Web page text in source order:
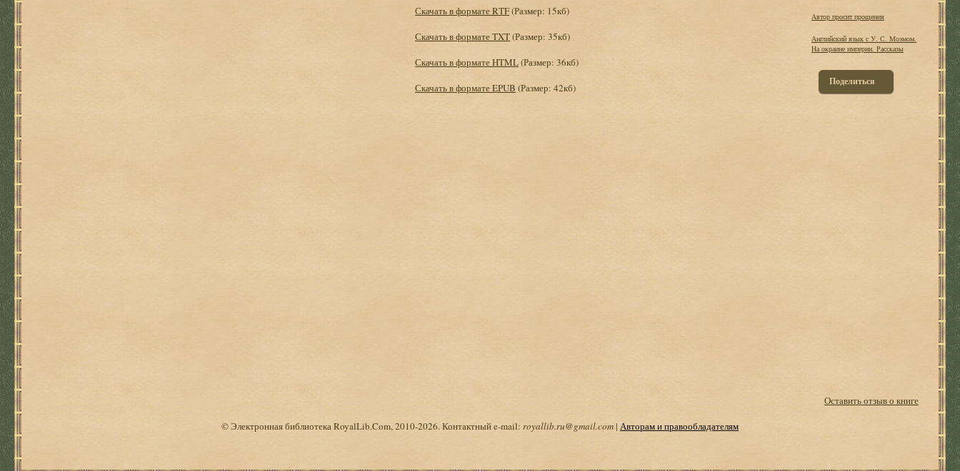
Скачать в формате RTF(Размер: 15кб)
Скачать в формате TXT(Размер: 35кб)
Скачать в формате HTML(Размер: 36кб)
Скачать в формате EPUB (Размер: 42кб)
Автор просит прощения
Английский язык с У. С. Моэмом.
На окраине империи. Рассказы
Поделиться
Оставить отзыв о книге
© Электронная библиотека RoyalLib.Com, 2010-2026. Контактный e-mail: royallib.ru@gmail.com| Авторам и правообладателям